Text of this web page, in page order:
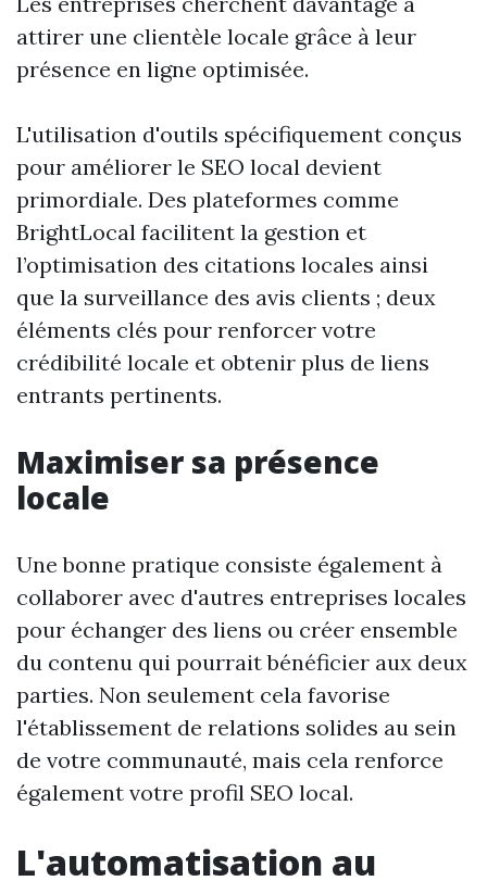
attirer une clientèle locale grâce à leur
présence en ligne optimisée.
L'utilisation d'outils spécifiquement conçus
pour améliorer le SEO local devient
primordiale. Des plateformes comme
BrightLocal facilitent la gestion et
l’optimisation des citations locales ainsi
que la surveillance des avis clients ; deux
éléments clés pour renforcer votre
crédibilité locale et obtenir plus de liens
entrants pertinents.
Maximiser sa présence
locale
Une bonne pratique consiste également à
collaborer avec d'autres entreprises locales
pour échanger des liens ou créer ensemble
du contenu qui pourrait bénéficier aux deux
parties. Non seulement cela favorise
l'établissement de relations solides au sein
de votre communauté, mais cela renforce
également votre profil SEO local.
L'automatisation au